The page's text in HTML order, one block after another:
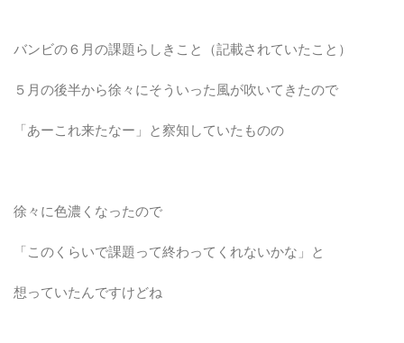
バンビの６月の課題らしきこと（記載されていたこと）
５月の後半から徐々にそういった風が吹いてきたので
「あーこれ来たなー」と察知していたものの
徐々に色濃くなったので
「このくらいで課題って終わってくれないかな」と
想っていたんですけどね